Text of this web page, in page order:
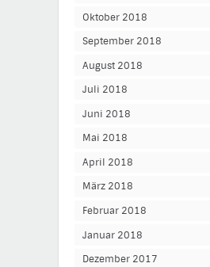
Oktober 2018
September 2018
August 2018
Juli 2018
Juni 2018
Mai 2018
April 2018
März 2018
Februar 2018
Januar 2018
Dezember 2017